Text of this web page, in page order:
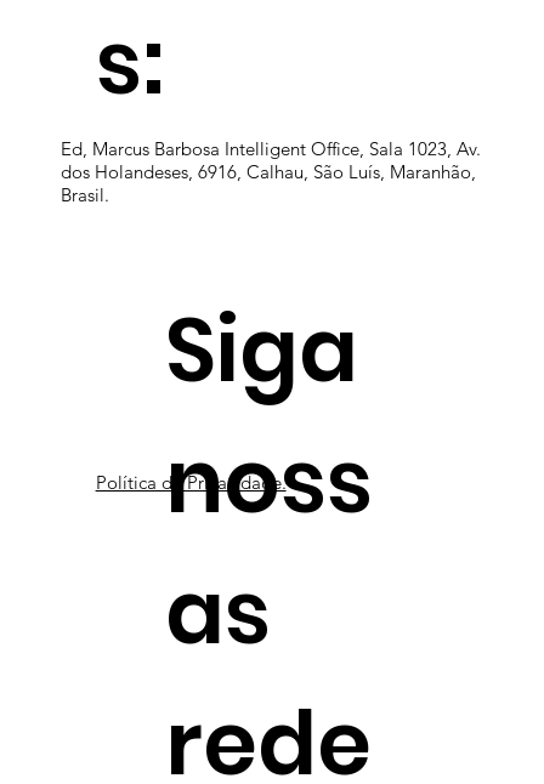
s:
Ed, Marcus Barbosa Intelligent Office, Sala 1023, Av.
dos Holandeses, 6916, Calhau, São Luís, Maranhão,
Brasil.
Siga
noss
as
rede
Política de Privacidade.